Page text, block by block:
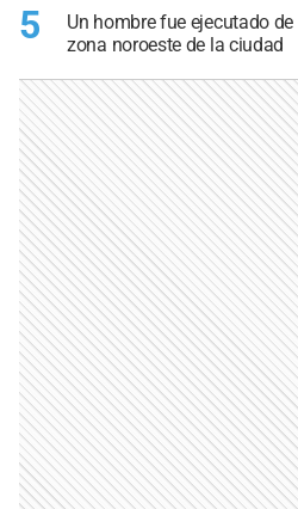
5
Un hombre fue ejecutado
zona noroeste de la ciudad